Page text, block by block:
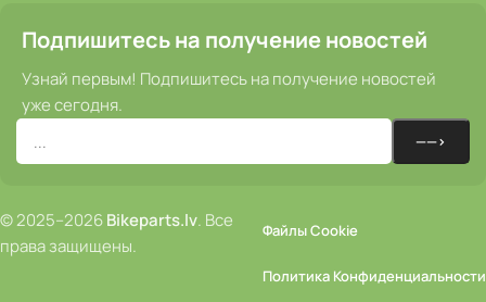
Подпишитесь на получение новостей
Узнай первым! Подпишитесь на получение новостей
уже сегодня.
© 2025–2026Bikeparts.lv. Все
права защищены.
Файлы Cookie
Политика Конфиденциальности